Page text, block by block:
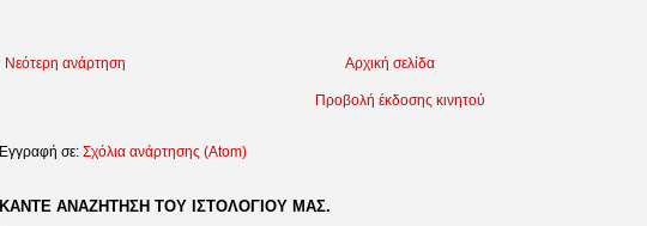
Νεότερη ανάρτηση Αρχική σελίδα
Προβολή έκδοσης κινητού
Εγγραφή σε: Σχόλια ανάρτησης (Atom)
ΚΑΝΤΕ ΑΝΑΖΗΤΗΣΗ ΤΟΥ ΙΣΤΟΛΟΓΙΟΥ ΜΑΣ.